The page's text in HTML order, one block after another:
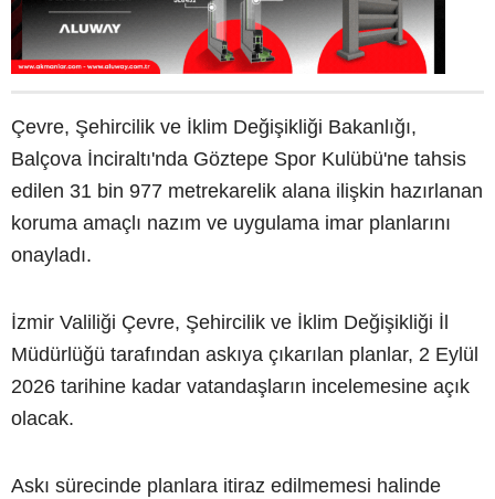
Çevre, Şehircilik ve İklim Değişikliği Bakanlığı,
Balçova İnciraltı'nda Göztepe Spor Kulübü'ne tahsis
edilen 31 bin 977 metrekarelik alana ilişkin hazırlanan
koruma amaçlı nazım ve uygulama imar planlarını
onayladı.
İzmir Valiliği Çevre, Şehircilik ve İklim Değişikliği İl
Müdürlüğü tarafından askıya çıkarılan planlar, 2 Eylül
2026 tarihine kadar vatandaşların incelemesine açık
olacak.
Askı sürecinde planlara itiraz edilmemesi halinde